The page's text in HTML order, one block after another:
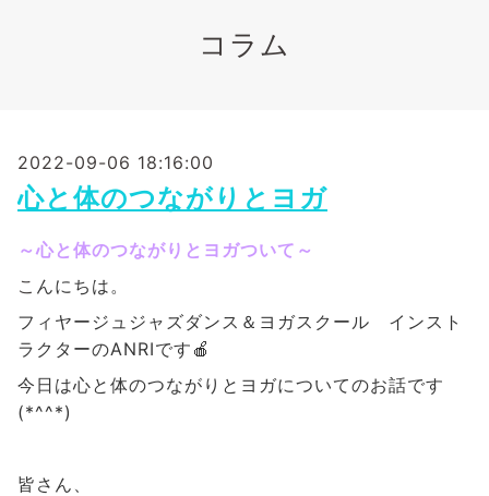
コラム
2022-09-06 18:16:00
心と体のつながりとヨガ
～心と体のつながりとヨガついて～
こ んにちは。
フィヤージュジャズダンス＆ヨガスクール インスト
ラクターのANRIです🍎
今日は心と体のつながりとヨガについてのお話です
(*^^*)
皆さん、